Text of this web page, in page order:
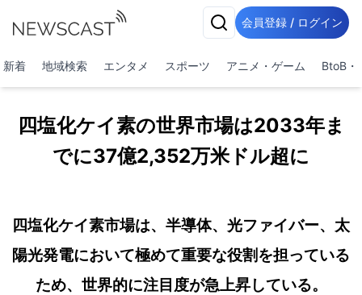
会員登録 / ログイン
新着 地域検索 エンタメ スポーツ アニメ・ゲーム BtoB・
四塩化ケイ素の世界市場は2033年ま
でに37億2,352万米ドル超に
四塩化ケイ素市場は、半導体、光ファイバー、太
陽光発電において極めて重要な役割を担っている
ため、世界的に注目度が急上昇している。